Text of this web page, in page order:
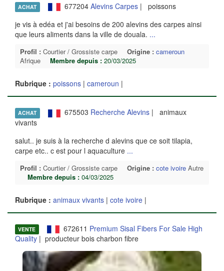
ACHAT 677204 Alevins Carpes| poissons
je vis à edéa et j'ai besoins de 200 alevins des carpes ainsi
que leurs aliments dans la ville de douala. ...
Profil : Courtier / Grossiste carpe Origine : cameroun
Afrique
Membre depuis : 20/03/2025
Rubrique : poissons | cameroun |
ACHAT 675503 Recherche Alevins| animaux
vivants
salut.. je suis à la recherche d alevins que ce soit tilapia,
carpe etc.. c est pour l aquaculture ...
Profil : Courtier / Grossiste carpe Origine : cote ivoire Autre
Membre depuis : 04/03/2025
Rubrique : animaux vivants | cote ivoire |
VENTE 672611 Premium Sisal Fibers For Sale High
Quality | producteur bois charbon fibre